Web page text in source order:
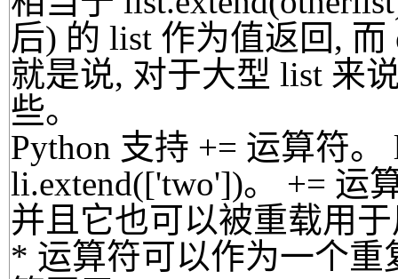
后) 的 list 作为值返回,
就是说, 对于大型 list 来
些。
Python 支持 += 运算符
li.extend(['two'])。 += 运
并且它也可以被重载用
* 运算符可以作为一个